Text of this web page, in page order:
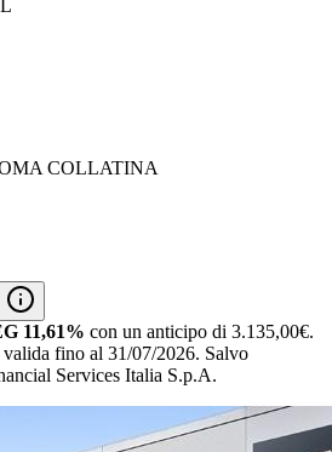
COLLATINA
11,61% con un anticipo di 3.135,00€.
fino al 31/07/2026. Salvo
Services Italia S.p.A.